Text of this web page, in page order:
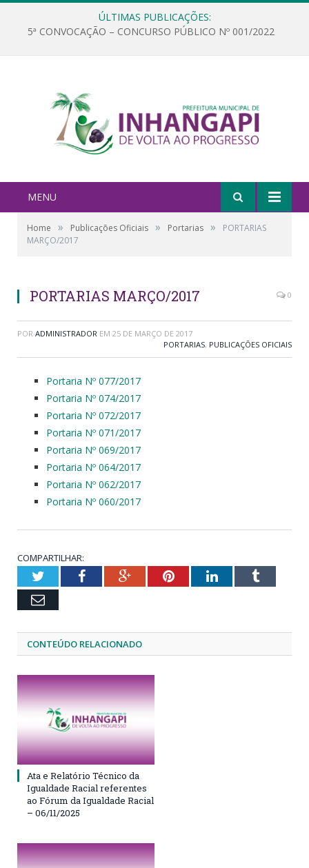
ÚLTIMAS PUBLICAÇÕES:
5ª CONVOCAÇÃO – CONCURSO PÚBLICO Nº 001/2022
MENU
Home » Publicações Oficiais » Portarias »
PORTARIAS
MARÇO/2017
PORTARIAS MARÇO/2017 0
POR ADMINISTRADOR EM 25 DE MARÇO DE 2017
PORTARIAS, PUBLICAÇÕES OFICIAIS
Portaria Nº 077/2017
Portaria Nº 074/2017
Portaria Nº 072/2017
Portaria Nº 071/2017
Portaria Nº 069/2017
Portaria Nº 064/2017
Portaria Nº 062/2017
Portaria Nº 060/2017
COMPARTILHAR:
TwitterFacebookGoogle+PinterestLinkedInTumblr
Email
CONTEÚDO RELACIONADO
Ata e Relatório Técnico da
Igualdade Racial referentes
ao Fórum da Igualdade Racial
– 06/11/2025